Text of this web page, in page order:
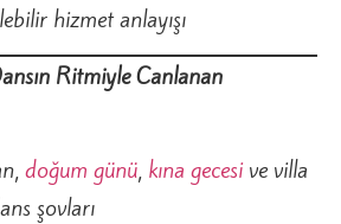
hizmet anlayışı
Ritmiyle Canlanan
doğum günü, kına gecesive villa
şovları